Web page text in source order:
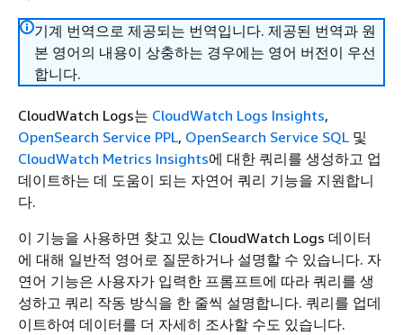
기계 번역으로 제공되는 번역입니다. 제공된 번역과 원
본 영어의 내용이 상충하는 경우에는 영어 버전이 우선
합니다.
CloudWatch Logs는 CloudWatch Logs Insights,
OpenSearch Service PPL, OpenSearch Service SQL 및
CloudWatch Metrics Insights에 대한 쿼리를 생성하고 업
데이트하는 데 도움이 되는 자연어 쿼리 기능을 지원합니
다.
이 기능을 사용하면 찾고 있는 CloudWatch Logs 데이터
에 대해 일반적 영어로 질문하거나 설명할 수 있습니다. 자
연어 기능은 사용자가 입력한 프롬프트에 따라 쿼리를 생
성하고 쿼리 작동 방식을 한 줄씩 설명합니다. 쿼리를 업데
이트하여 데이터를 더 자세히 조사할 수도 있습니다.